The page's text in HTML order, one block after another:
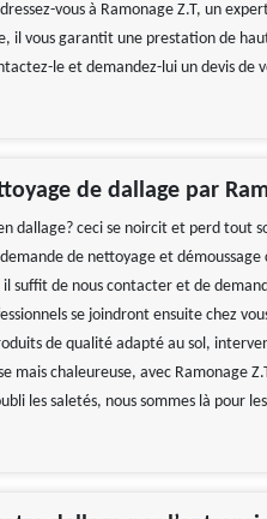
vous à Ramonage Z.T, un
il vous garantit une prestation de
le et demandez-lui un devis de
de dallage par
dallage? ceci se noircit et perd tout
de nettoyage et
il suffit de nous contacter et de
se joindront ensuite chez
de qualité adapté au sol,
mais chaleureuse, avec Ramonage
les saletés, nous sommes là pour